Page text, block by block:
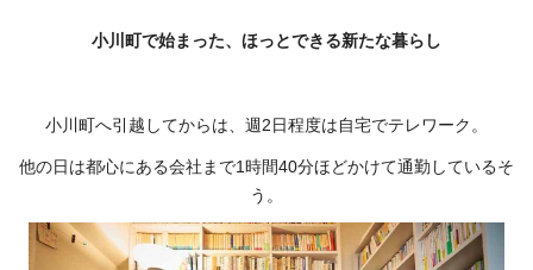
小川町で始まった、ほっとできる新たな暮らし
小川町へ引越してからは、週2日程度は自宅でテレワーク。
他の日は都心にある会社まで1時間40分ほどかけて通勤しているそ
う。